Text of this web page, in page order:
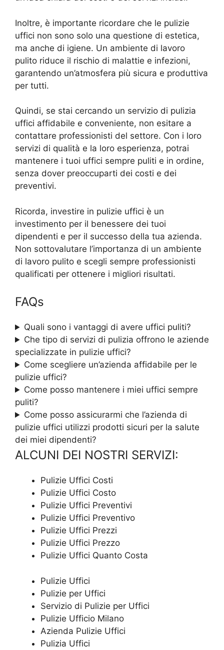
Inoltre, è importante ricordare che le pulizie
uffici non sono solo una questione di estetica,
ma anche di igiene. Un ambiente di lavoro
pulito riduce il rischio di malattie e infezioni,
garantendo un’atmosfera più sicura e produttiva
per tutti.
Quindi, se stai cercando un servizio di pulizia
uffici affidabile e conveniente, non esitare a
contattare professionisti del settore. Con i loro
servizi di qualità e la loro esperienza, potrai
mantenere i tuoi uffici sempre puliti e in ordine,
senza dover preoccuparti dei costi e dei
preventivi.
Ricorda, investire in pulizie uffici è un
investimento per il benessere dei tuoi
dipendenti e per il successo della tua azienda.
Non sottovalutare l’importanza di un ambiente
di lavoro pulito e scegli sempre professionisti
qualificati per ottenere i migliori risultati.
FAQs
Quali sono i vantaggi di avere uffici puliti?
Che tipo di servizi di pulizia offrono le aziende
specializzate in pulizie uffici?
Come scegliere un’azienda affidabile per le
pulizie uffici?
Come posso mantenere i miei uffici sempre
puliti?
Come posso assicurarmi che l’azienda di
pulizie uffici utilizzi prodotti sicuri per la salute
dei miei dipendenti?
ALCUNI DEI NOSTRI SERVIZI:
Pulizie Uffici Costi
Pulizie Uffici Costo
Pulizie Uffici Preventivi
Pulizie Uffici Preventivo
Pulizie Uffici Prezzi
Pulizie Uffici Prezzo
Pulizie Uffici Quanto Costa
Pulizie Uffici
Pulizie per Uffici
Servizio di Pulizie per Uffici
Pulizie Ufficio Milano
Azienda Pulizie Uffici
Pulizia Uffici